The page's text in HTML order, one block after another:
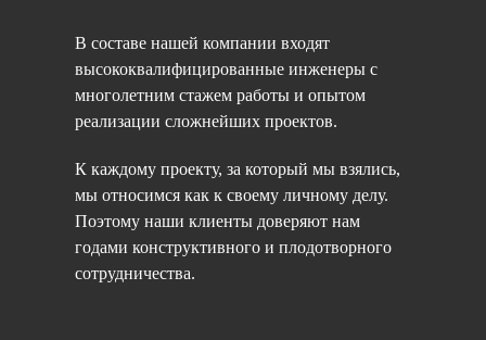
В составе нашей компании входят
высококвалифицированные инженеры с
многолетним стажем работы и опытом
реализации сложнейших проектов.
К каждому проекту, за который мы взялись,
мы относимся как к своему личному делу.
Поэтому наши клиенты доверяют нам
годами конструктивного и плодотворного
сотрудничества.